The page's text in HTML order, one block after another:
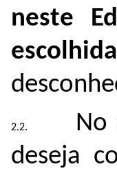
neste
escolhida
No
deseja